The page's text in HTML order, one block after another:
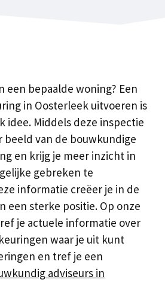
een bepaalde woning? Een
in Oosterleek uitvoeren is
idee. Middels deze inspectie
beeld van de bouwkundige
en krijg je meer inzicht in
gebreken te
informatie creëer je in de
een sterke positie. Op onze
je actuele informatie over
waar je uit kunt
en tref je een
adviseurs in